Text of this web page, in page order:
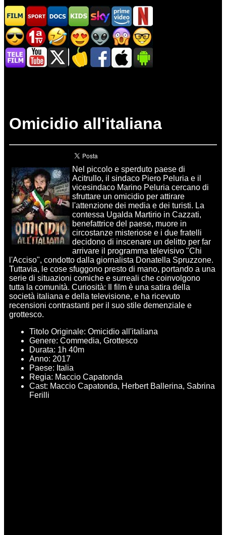
Omicidio all'italiana
Nel piccolo e sperduto paese di
Acitrullo, il sindaco Piero Peluria e il
vicesindaco Marino Peluria cercano di
sfruttare un omicidio per attirare
l'attenzione dei media e dei turisti. La
contessa Ugalda Martirio in Cazzati,
benefattrice del paese, muore in
circostanze misteriose e i due fratelli
decidono di inscenare un delitto per far
arrivare il programma televisivo "Chi
l'Acciso", condotto dalla giornalista Donatella Spruzzone.
Tuttavia, le cose sfuggono presto di mano, portando a una
serie di situazioni comiche e surreali che coinvolgono
tutta la comunità. Curiosità: Il film è una satira della
società italiana e della televisione, e ha ricevuto
recensioni contrastanti per il suo stile demenziale e
grottesco.
Titolo Originale: Omicidio all'italiana
Genere: Commedia, Grottesco
Durata: 1h 40m
Anno: 2017
Paese: Italia
Regia: Maccio Capatonda
Cast: Maccio Capatonda, Herbert Ballerina, Sabrina
Ferilli